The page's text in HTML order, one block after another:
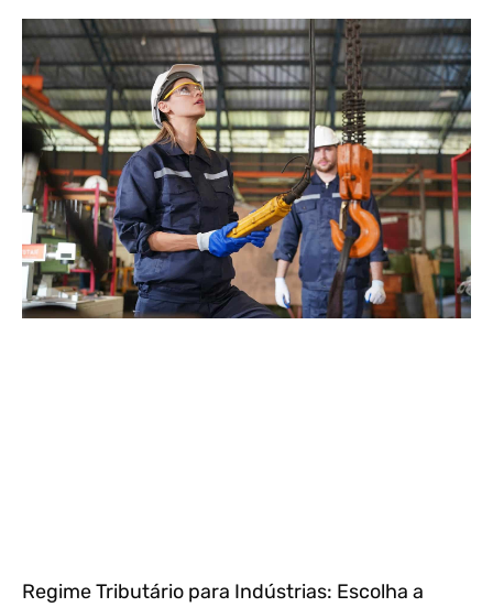
Regime Tributário para Indústrias: Escolha a